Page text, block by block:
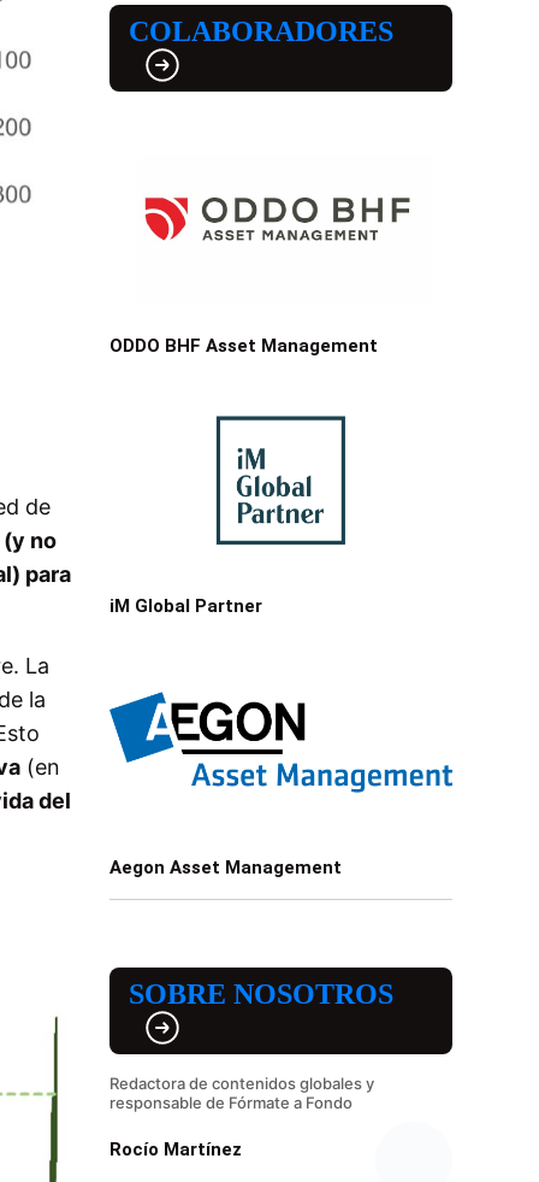
de
(y no
para
La
la
(en
del
COLABORADORES
ODDO BHF Asset Management
iM Global Partner
Aegon Asset Management
SOBRE NOSOTROS
Redactora de contenidos globales y
responsable de Fórmate a Fondo
Rocío Martínez